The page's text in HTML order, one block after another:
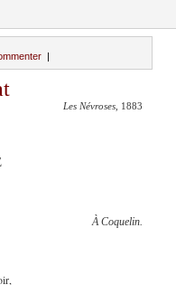
Les Névroses , 1883
À Coquelin.